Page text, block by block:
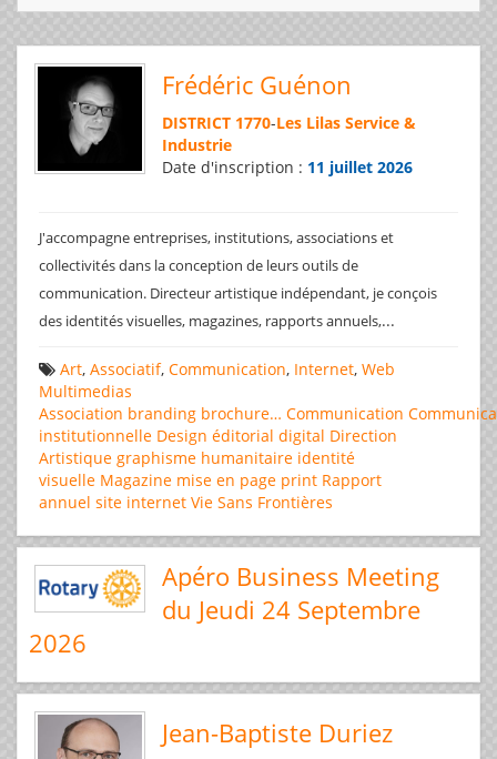
Frédéric Guénon
DISTRICT 1770-Les Lilas Service &
Industrie
Date d'inscription : 11 juillet 2026
J'accompagne entreprises, institutions, associations et
collectivités dans la conception de leurs outils de
communication. Directeur artistique indépendant, je conçois
des identités visuelles, magazines, rapports annuels,...
Art, Associatif, Communication, Internet, Web
Multimedias
Association branding brochure… Communication
institutionnelle Design éditorial digital Direction
Artistique graphisme humanitaire identité
visuelle Magazine mise en page print Rapport
annuel site internet Vie Sans Frontières
Apéro Business Meeting
du Jeudi 24 Septembre
2026
Jean-Baptiste Duriez